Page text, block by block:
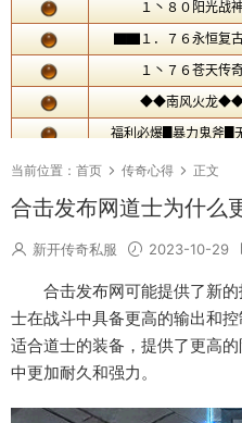
当前位置： 首页 传奇心得 正文
合击发布网道士为什么
新开传奇私服 2023-10-29
合击发布网可能提供了新的
士在战斗中具备更高的输出和
适合道士的装备，提供了更高
中更加耐久和强力。